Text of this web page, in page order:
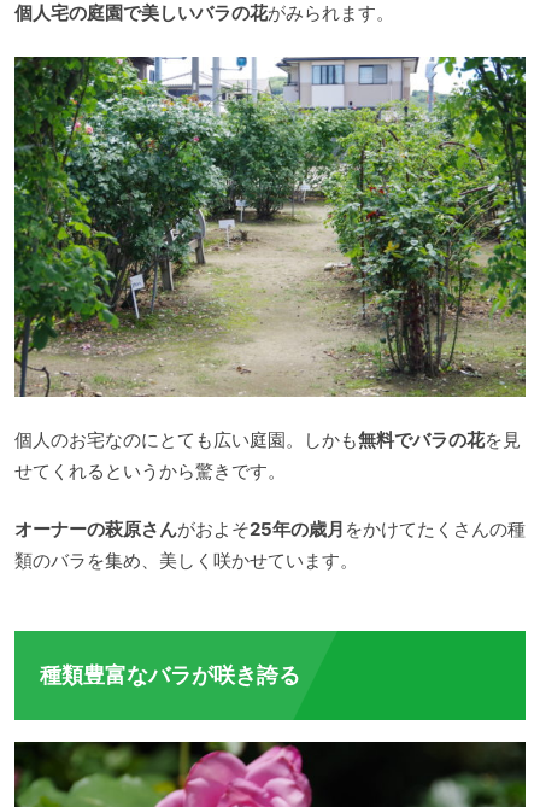
個人宅の庭園で美しいバラの花がみられます。
個人のお宅なのにとても広い庭園。しかも無料でバラの花を見
せてくれるというから驚きです。
オーナーの萩原さんがおよそ25年の歳月 をかけてたくさんの種
類のバラを集め、美しく咲かせています。
種類豊富なバラが咲き誇る